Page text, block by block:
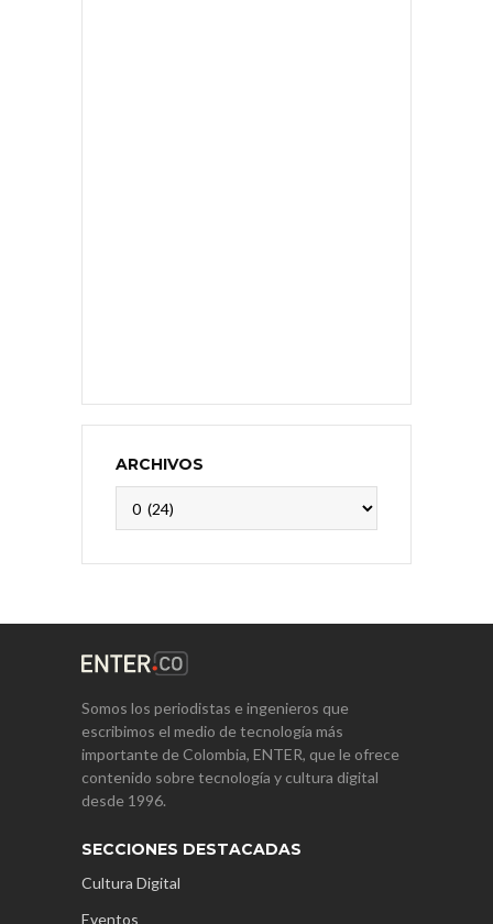
ARCHIVOS
Somos los periodistas e ingenieros que
escribimos el medio de tecnología más
importante de Colombia, ENTER, que le ofrece
contenido sobre tecnología y cultura digital
desde 1996.
SECCIONES DESTACADAS
Cultura Digital
Eventos